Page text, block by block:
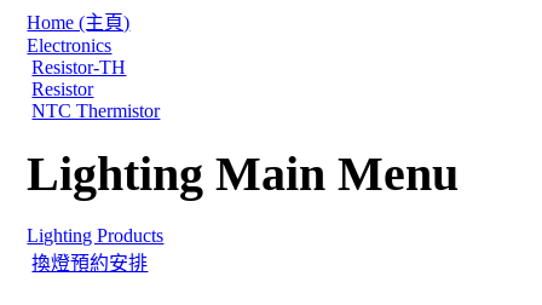
Home (主頁)
Electronics
Resistor-TH
Resistor
NTC Thermistor
Lighting Main Menu
Lighting Products
換燈預約安排